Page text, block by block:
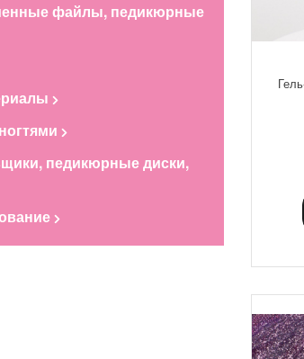
файлы, педикюрные
педикюрные диски,